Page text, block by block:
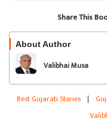
Share This
About Author
Valibhai Musa
Best Gujarati Stories |